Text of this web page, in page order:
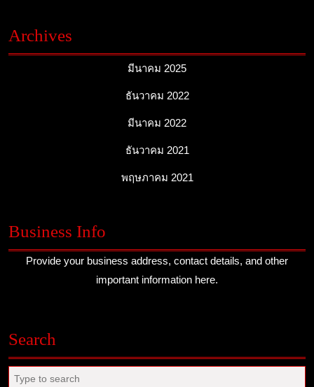
Archives
มีนาคม 2025
ธันวาคม 2022
มีนาคม 2022
ธันวาคม 2021
พฤษภาคม 2021
Business Info
Provide your business address, contact details, and other
important information here.
Search